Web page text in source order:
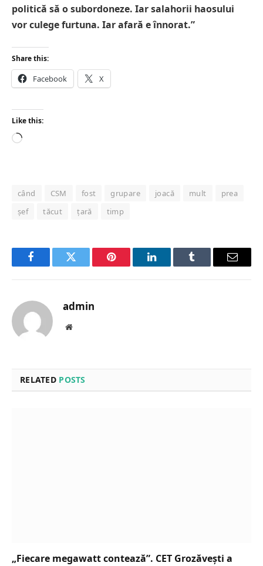
politică să o subordoneze. Iar salahorii haosului
vor culege furtuna. Iar afară e înnorat.”
Share this:
Facebook X
Like this:
Loading…
când CSM fost grupare joacă mult
prea
șef
tăcut țară timp
FacebookTwitter Pinterest LinkedInTumblr Email
admin
Website
RELATED POSTS
„Fiecare megawatt contează”. CET Grozăvești a